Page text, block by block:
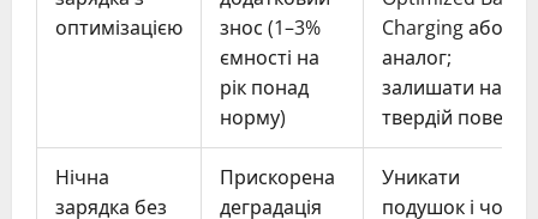
оптимізацією
знос (1–3%
ємності на
рік понад
норму)
Charging або
аналог;
залишати на
твердій
Нічна
зарядка без
Прискорена
деградація
Уникати
подушок і